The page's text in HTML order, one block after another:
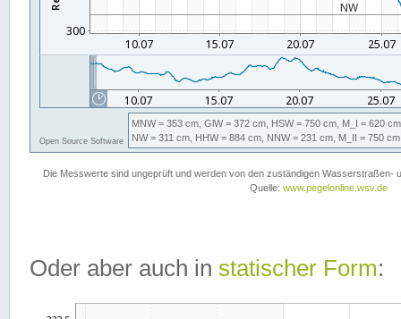
Oder aber auch in statischer Form: